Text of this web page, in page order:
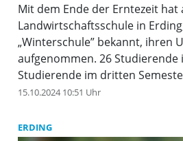
Mit dem Ende der Erntezeit hat
Landwirtschaftsschule in
„Winterschule” bekannt, ihren
aufgenommen. 26 Studierende
Studierende im dritten
auf ihre künftigen Aufgaben
15.10.2024 10:51 Uhr
ERDING